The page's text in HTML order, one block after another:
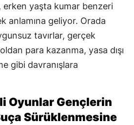
erken yaşta kumar benzeri
anlamına geliyor. Orada
tavırlar, gerçek
para kazanma, yasa dışı
gibi davranışlara
Oyunlar Gençlerin
Sürüklenmesine